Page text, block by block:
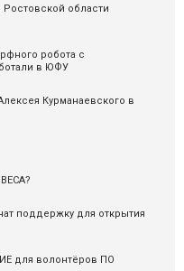
области
робота с
в ЮФУ
Курманаевского в
поддержку для открытия
для волонтёров ПО